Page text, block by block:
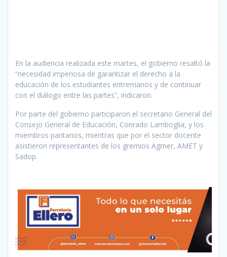
En la audiencia realizada este martes, el gobierno resaltó la
“necesidad imperiosa de garantizar el derecho a la
educación de los estudiantes entrerrianos y de continuar
con el diálogo entre las partes”, indicaron.
Por parte del gobierno participaron el secretario General del
Consejo General de Educación, Conrado Lamboglia, y los
miembros paritarios, mientras que por el sector docente
asistieron representantes de los gremios Agmer, AMET y
Sadop.